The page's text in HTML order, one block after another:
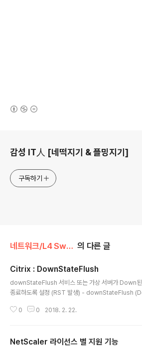
감성 IT人 [네떡지기 & 플밍지기]
구독하기
네트워크/L4 Swtich 의 다른 글
Citrix : DownStateFlush
downStateFlush 서비스 또는 가상 서버가 Down된
종료하도록 설정 (RST 발생) - downStateFlush
다음의 Connection 상태를 모두 정리(Session
ding된 요청 (HTTP 요청을 수신했으나 응답하지 않
0 0 2018. 2. 22.
NetScaler 라이선스 별 지원 기능